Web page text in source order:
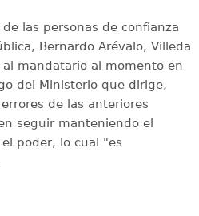
las personas de confianza
Bernardo Arévalo, Villeda
mandatario al momento en
del Ministerio que dirige,
de las anteriores
seguir manteniendo el
poder, lo cual "es